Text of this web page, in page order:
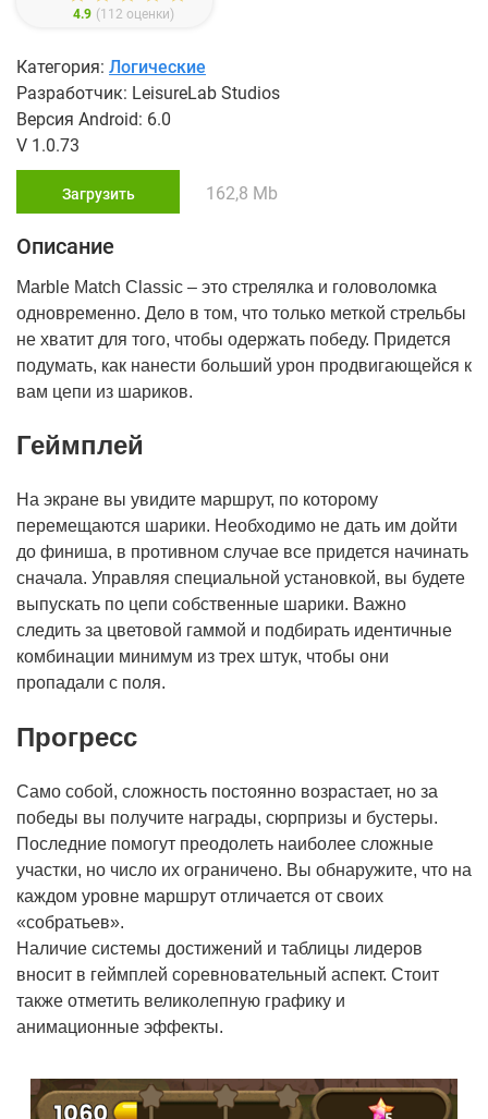
4.9 (112 оценки)
Категория: Логические
Разработчик: LeisureLab Studios
Версия Android: 6.0
V 1.0.73
Загрузить 162,8 Mb
Описание
Marble Match Classic – это стрелялка и головоломка
одновременно. Дело в том, что только меткой стрельбы
не хватит для того, чтобы одержать победу. Придется
подумать, как нанести больший урон продвигающейся к
вам цепи из шариков.
Геймплей
На экране вы увидите маршрут, по которому
перемещаются шарики. Необходимо не дать им дойти
до финиша, в противном случае все придется начинать
сначала. Управляя специальной установкой, вы будете
выпускать по цепи собственные шарики. Важно
следить за цветовой гаммой и подбирать идентичные
комбинации минимум из трех штук, чтобы они
пропадали с поля.
Прогресс
Само собой, сложность постоянно возрастает, но за
победы вы получите награды, сюрпризы и бустеры.
Последние помогут преодолеть наиболее сложные
участки, но число их ограничено. Вы обнаружите, что на
каждом уровне маршрут отличается от своих
«собратьев».
Наличие системы достижений и таблицы лидеров
вносит в геймплей соревновательный аспект. Стоит
также отметить великолепную графику и
анимационные эффекты.